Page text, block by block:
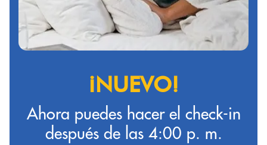
¡NUEVO!
Ahora puedes hacer el check-in
después de las 4:00 p. m.